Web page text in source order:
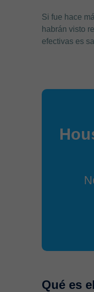
Si fue hace
habrán visto
efectivas es
Qué es